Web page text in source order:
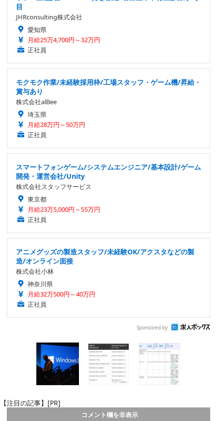
目
JHRconsulting株式会社
愛知県
月給25万4,700円～32万円
正社員
モクモク作業/未経験採用枠/工場スタッフ・ゲーム機/昇給・
賞与あり
株式会社alBee
埼玉県
月給28万円～50万円
正社員
スマートフォンゲーム/システムエンジニア/基本設計/ゲーム
開発・運営会社/Unity
株式会社スタッフサービス
東京都
月給23万5,000円～55万円
正社員
アニメグッズの製造スタッフ/未経験OK/アクスタなどの製
造/オンライン面接
株式会社小林
神奈川県
月給32万500円～40万円
正社員
Sponsored by
【注目の記事】[PR]
コメント欄を非表示